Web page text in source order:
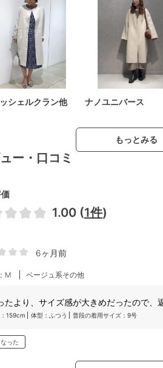
シェルクラン他 ナノユニバース
もっとみる
ー・口コミ
1.00 (1件)
6ヶ月前
M ベージュ系その他
たより、サイズ感が大きめだったので、
159cm 体型：ふつう 普段の着用サイズ：9号
った